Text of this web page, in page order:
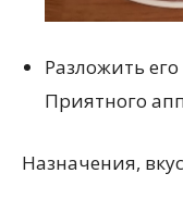
Разложить
Приятного
Назначения,